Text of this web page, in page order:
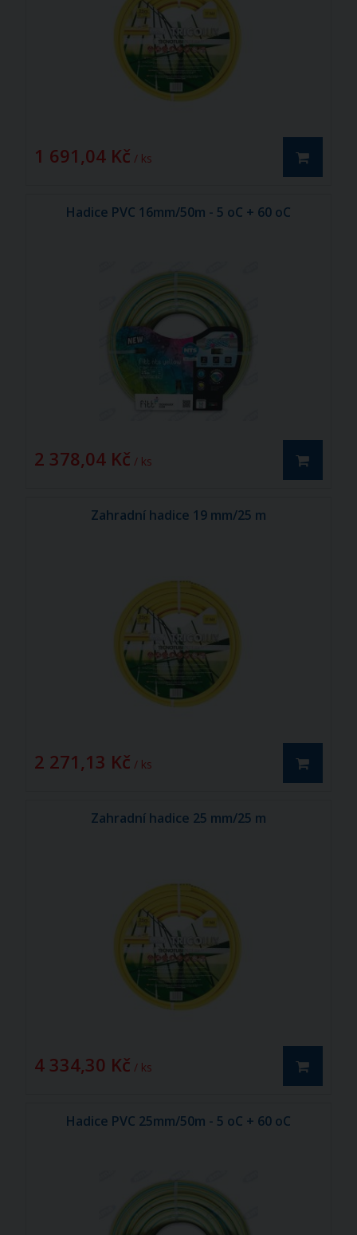
1 691,04 Kč / ks
Hadice PVC 16mm/50m - 5 oC + 60 oC
2 378,04 Kč / ks
Zahradní hadice 19 mm/25 m
2 271,13 Kč / ks
Zahradní hadice 25 mm/25 m
4 334,30 Kč / ks
Hadice PVC 25mm/50m - 5 oC + 60 oC